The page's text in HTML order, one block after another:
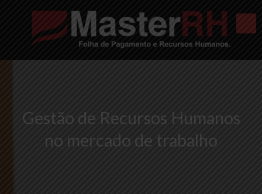
Gestão de Recursos Humanos
no mercado de trabalho